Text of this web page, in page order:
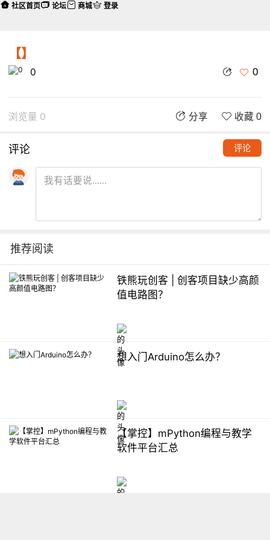
【】
0 0
浏览量 0 分享 收藏 0
评论 评论
推荐阅读
铁熊玩创客 | 创客项目缺少高颜
值电路图？
想入门Arduino怎么办？
【掌控】mPython编程与教学
软件平台汇总
社区首页 论坛 商城 登录